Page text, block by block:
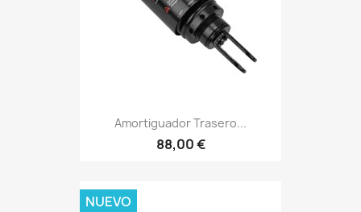
Amortiguador Trasero...
88,00 €
NUEVO